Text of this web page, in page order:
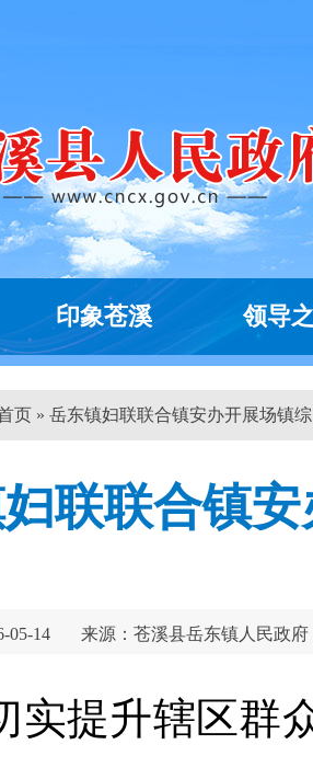
印象苍溪 领导
页 » 岳东镇妇联联合镇安办开展场镇
联联合镇
05-14 来源：苍溪县岳东镇人民政府
实提升辖区群